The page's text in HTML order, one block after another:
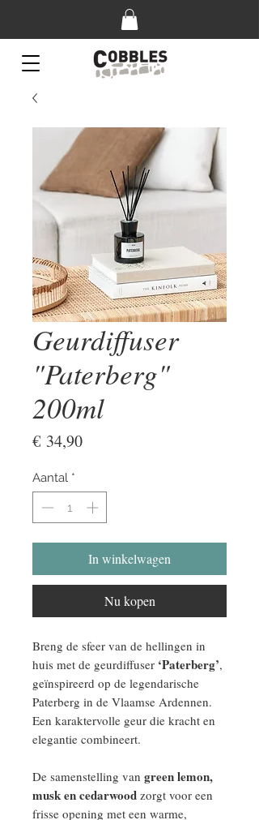
Geurdiffuser
"Paterberg"
200ml
€ 34,90Prijs
Aantal *
In winkelwagen
Nu kopen
Breng de sfeer van de hellingen in
huis met de geurdiffuser ‘Paterberg’,
geïnspireerd op de legendarische
Paterberg in de Vlaamse Ardennen.
Een karaktervolle geur die kracht en
elegantie combineert.
De samenstelling van green lemon,
musk en cedarwood zorgt voor een
frisse opening met een warme,